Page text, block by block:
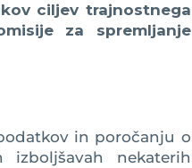
ciljev trajnostnega
za spremljanje
in poročanju o
nekaterih